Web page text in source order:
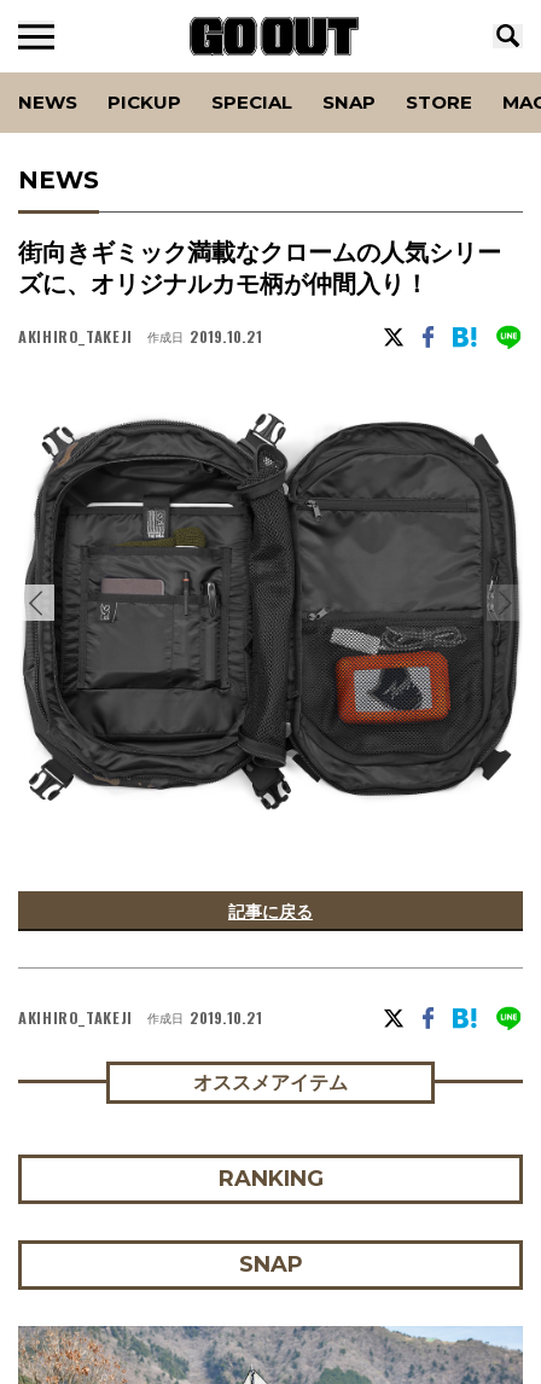
NEWS PICKUP SPECIAL SNAP STORE
NEWS
街向きギミック満載なクロームの人気シリー
ズに、オリジナルカモ柄が仲間入り！
AKIHIRO_TAKEJI 作成日 2019.10.21
記事に戻る
AKIHIRO_TAKEJI 作成日 2019.10.21
オススメアイテム
RANKING
SNAP